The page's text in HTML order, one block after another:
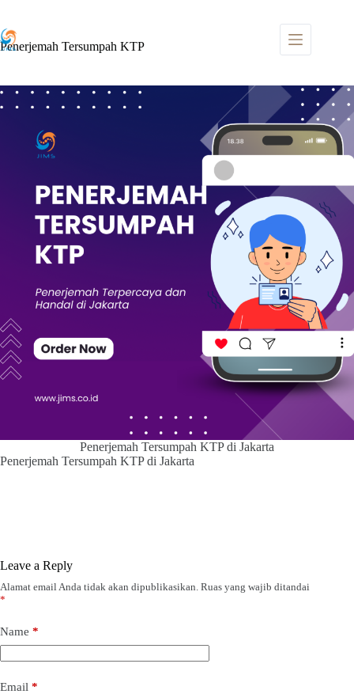
content
Penerjemah Tersumpah KTP
Penerjemah Tersumpah KTP di Jakarta
Penerjemah Tersumpah KTP di Jakarta
Leave a Reply
Alamat email Anda tidak akan dipublikasikan. Ruas yang wajib ditandai
*
Name *
Email *